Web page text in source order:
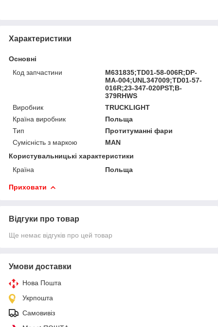
Характеристики
Основні
Код запчастини
M631835;TD01-58-006R;DP-
MA-004;UNL347009;TD01-57-
016R;23-347-020PST;B-
379RHWS
Виробник
TRUCKLIGHT
Країна виробник
Польща
Тип
Протитуманні фари
Сумісність з маркою
MAN
Користувальницькі характеристики
Країна
Польща
Приховати
Відгуки про товар
Ще немає відгуків про цей товар
Умови доставки
Нова Пошта
Укрпошта
Самовивіз